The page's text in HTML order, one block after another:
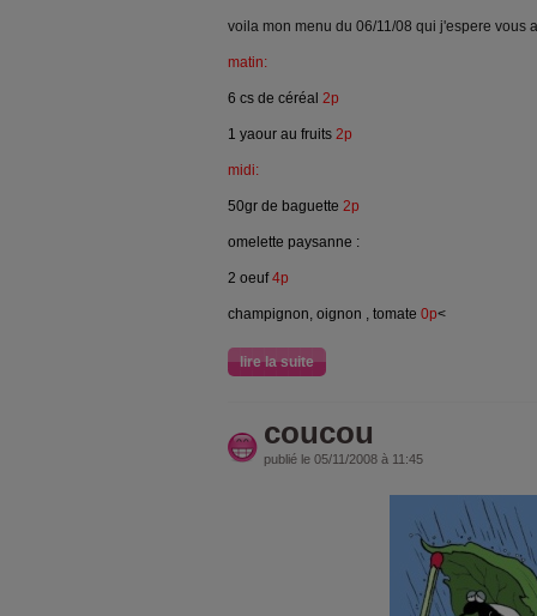
voila mon menu du 06/11/08 qui j'espere vous
matin:
6 cs de céréal 2p
1 yaour au fruits 2p
midi:
50gr de baguette 2p
omelette paysanne :
2 oeuf4p
champignon, oignon , tomate 0p<
lire la suite
coucou
publié le 05/11/2008 à 11:45